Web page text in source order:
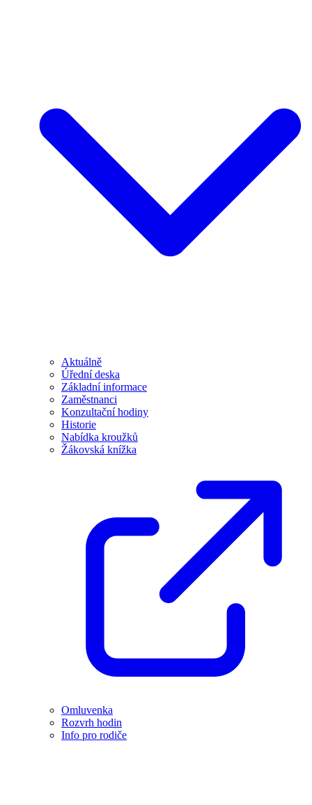
Aktuálně
Úřední deska
Základní informace
Zaměstnanci
Konzultační hodiny
Historie
Nabídka kroužků
Žákovská knížka
Omluvenka
Rozvrh hodin
Info pro rodiče